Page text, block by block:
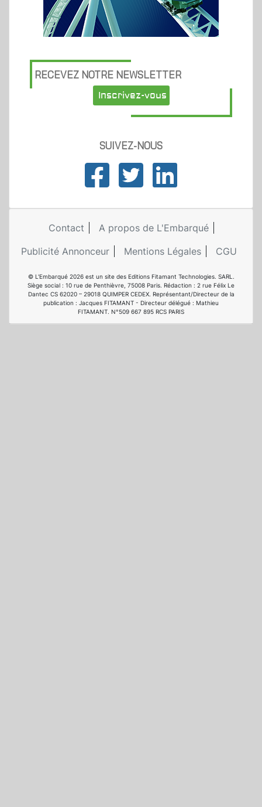
RECEVEZ NOTRE NEWSLETTER
Inscrivez-vous
SUIVEZ-NOUS
Contact
A propos de L'Embarqué
Publicité Annonceur
Mentions Légales CGU
© L'Embarqué 2026 est un site des Editions Fitamant Technologies. SARL.
Siège social : 10 rue de Penthièvre, 75008 Paris. Rédaction : 2 rue Félix Le
Dantec CS 62020 – 29018 QUIMPER CEDEX. Représentant/Directeur de la
publication : Jacques FITAMANT - Directeur délégué : Mathieu
FITAMANT. N°509 667 895 RCS PARIS